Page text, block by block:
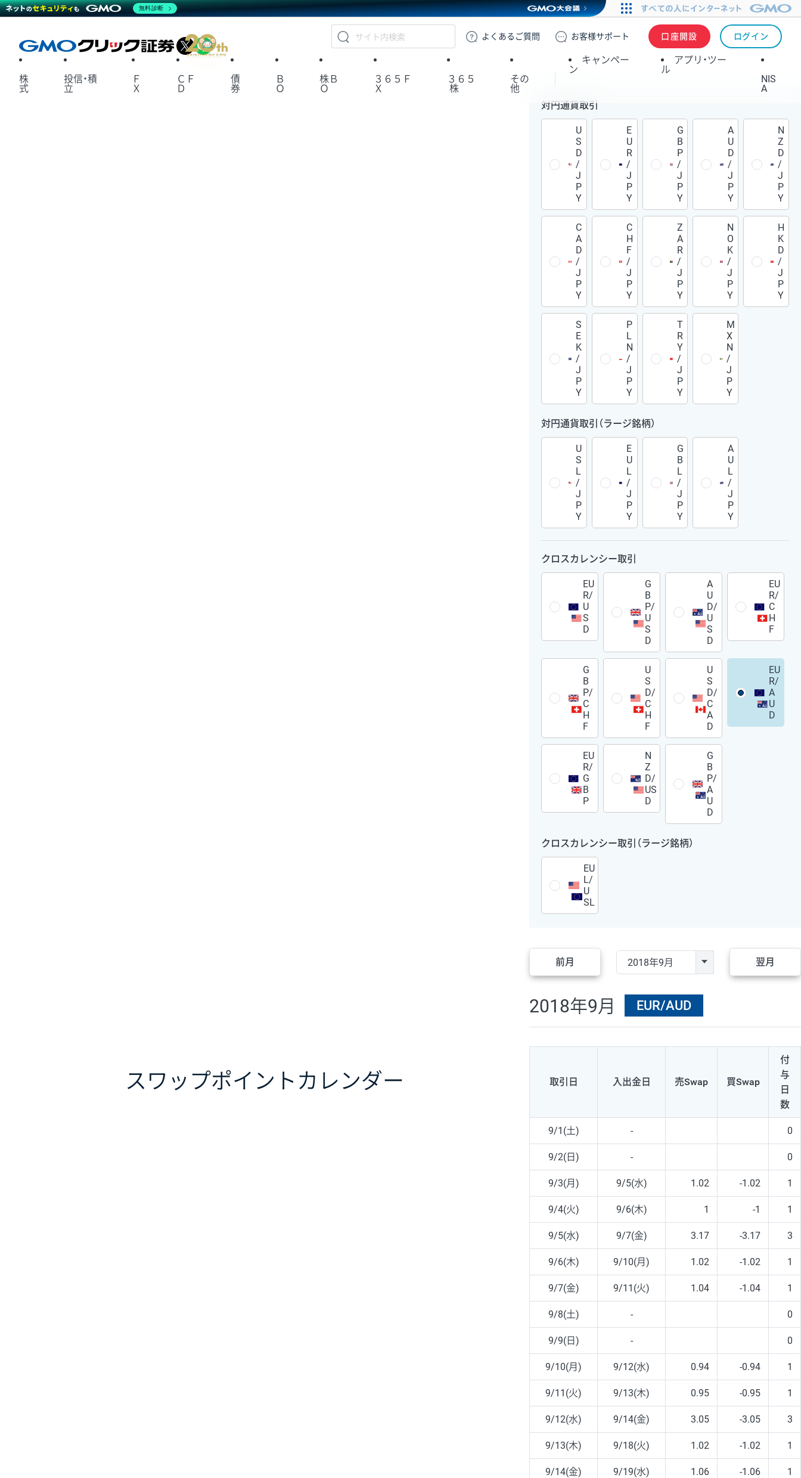
GMOクリック証券
よくある ご質問 お客様サポート 口座開設 ログイン
X
株
式
投信・積
立
Ｆ
Ｘ
ＣＦ
Ｄ
債
券
Ｂ
Ｏ
株Ｂ
Ｏ
３６５Ｆ
Ｘ
３６５
株
その
他
キャンペー
ン
アプリ・ツー
ル
NIS
A
スワップポイント カレンダー
対円通貨取引
U
S
D
/
J
P
Y
E
U
R
/
J
P
Y
G
B
P
/
J
P
Y
A
U
D
/
J
P
Y
N
Z
D
/
J
P
Y
C
A
D
/
J
P
Y
C
H
F
/
J
P
Y
Z
A
R
/
J
P
Y
N
O
K
/
J
P
Y
H
K
D
/
J
P
Y
S
E
K
/
J
P
Y
P
L
N
/
J
P
Y
T
R
Y
/
J
P
Y
M
X
N
/
J
P
Y
対円通貨取引（ラージ銘柄）
U
S
L
/
J
P
Y
E
U
L
/
J
P
Y
G
B
L
/
J
P
Y
A
U
L
/
J
P
Y
クロスカレンシー取引
EU
R/
U
S
D
G
B
P/
U
S
D
A
U
D/
U
S
D
EU
R/
C
H
F
G
B
P/
C
H
F
U
S
D/
C
H
F
U
S
D/
C
A
D
EU
R/
A
U
D
EU
R/
G
B
P
N
Z
D/
US
D
G
B
P/
A
U
D
クロスカレンシー取引（ラージ銘柄）
EU
L/
U
SL
前月 翌月
2018年9月 EUR/AUD
取引日 入出金日 売Swap 買Swap
付
与
日
数
9/1(土) - 0
9/2(日) - 0
9/3(月) 9/5(水) 1.02 -1.02 1
9/4(火) 9/6(木) 1 -1 1
9/5(水) 9/7(金) 3.17 -3.17 3
9/6(木) 9/10(月) 1.02 -1.02 1
9/7(金) 9/11(火) 1.04 -1.04 1
9/8(土) - 0
9/9(日) - 0
9/10(月) 9/12(水) 0.94 -0.94 1
9/11(火) 9/13(木) 0.95 -0.95 1
9/12(水) 9/14(金) 3.05 -3.05 3
9/13(木) 9/18(火) 1.02 -1.02 1
9/14(金) 9/19(水) 1.06 -1.06 1
無料診断